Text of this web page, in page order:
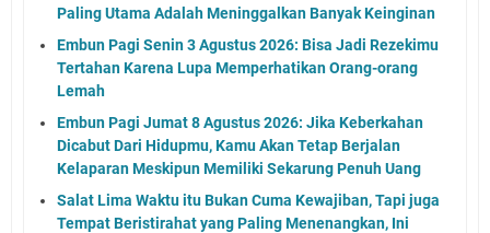
Paling Utama Adalah Meninggalkan Banyak Keinginan
Embun Pagi Senin 3 Agustus 2026: Bisa Jadi Rezekimu
Tertahan Karena Lupa Memperhatikan Orang-orang
Lemah
Embun Pagi Jumat 8 Agustus 2026: Jika Keberkahan
Dicabut Dari Hidupmu, Kamu Akan Tetap Berjalan
Kelaparan Meskipun Memiliki Sekarung Penuh Uang
Salat Lima Waktu itu Bukan Cuma Kewajiban, Tapi juga
Tempat Beristirahat yang Paling Menenangkan, Ini